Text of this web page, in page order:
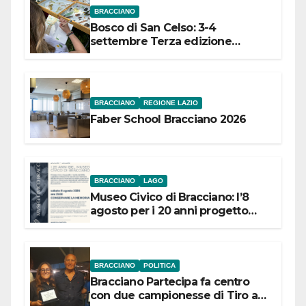
BRACCIANO
Bosco di San Celso: 3-4
settembre Terza edizione
BRACCIANO REGIONE LAZIO
Faber School Bracciano 2026
BRACCIANO LAGO
Museo Civico di Bracciano: l’8
agosto per i 20 anni progetto
BRACCIANO POLITICA
Bracciano Partecipa fa centro
con due campionesse di Tiro a